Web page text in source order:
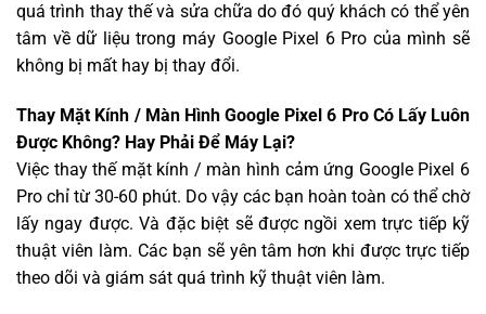
quá trình thay thế và sửa chữa do đó quý khách có thể yên
tâm về dữ liệu trong máy Google Pixel 6 Pro của mình sẽ
không bị mất hay bị thay đổi.
Thay Mặt Kính / Màn Hình Google Pixel 6 Pro Có Lấy Luôn
Được Không? Hay Phải Để Máy Lại?
Việc thay thế mặt kính / màn hình cảm ứng Google Pixel 6
Pro chỉ từ 30-60 phút. Do vậy các bạn hoàn toàn có thể chờ
lấy ngay được. Và đặc biệt sẽ được ngồi xem trực tiếp kỹ
thuật viên làm. Các bạn sẽ yên tâm hơn khi được trực tiếp
theo dõi và giám sát quá trình kỹ thuật viên làm.